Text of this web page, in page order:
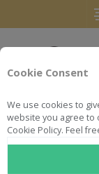
Cookie Consent
We use cookies to
website you agree to
Cookie Policy. Feel